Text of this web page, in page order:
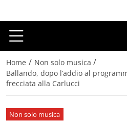
Home / Non solo musica /
Ballando, dopo l’addio al
frecciata alla Carlucci
Non solo musica